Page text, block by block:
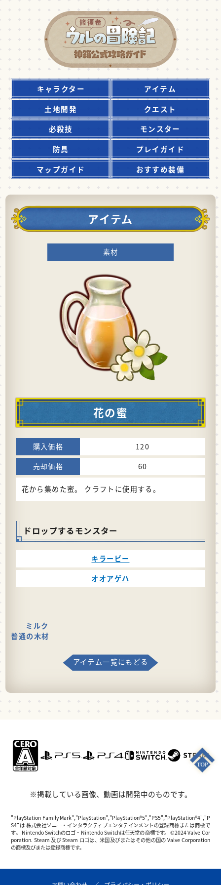
キャラクター
アイテム
土地開発
クエスト
必殺技
モンスター
防具
プレイガイド
マップガイド
おすすめ装備
アイテム
素材
花の蜜
120
60
花から集めた蜜。 クラフトに使用する。
ドロップするモンスター
キラービー
オオアゲハ
ミルク
普通の木材
アイテム一覧にもどる
※掲載している画像、動画は開発中のものです。
"PlayStation Family Mark","PlayStation","PlayStation®5","PS5","PlayStation®4","P
S4"は 株式会社ソニー・インタラクティブエンタテインメントの登録商標または商標で
す。 Nintendo Switchのロゴ・Nintendo Switchは任天堂の商標です。 ©2024 Valve Cor
poration. Steam 及び Steam ロゴは、米国及びまたはその他の国の Valve Corporation
の商標及びまたは登録商標です。